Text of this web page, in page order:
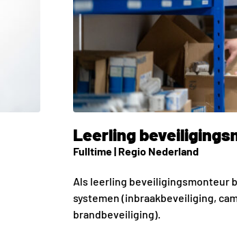
Leerling
Fulltime | Regio Nederland
Als leerling beveiligingsmonteur
systemen (inbraakbeveiliging,
brandbeveiliging).